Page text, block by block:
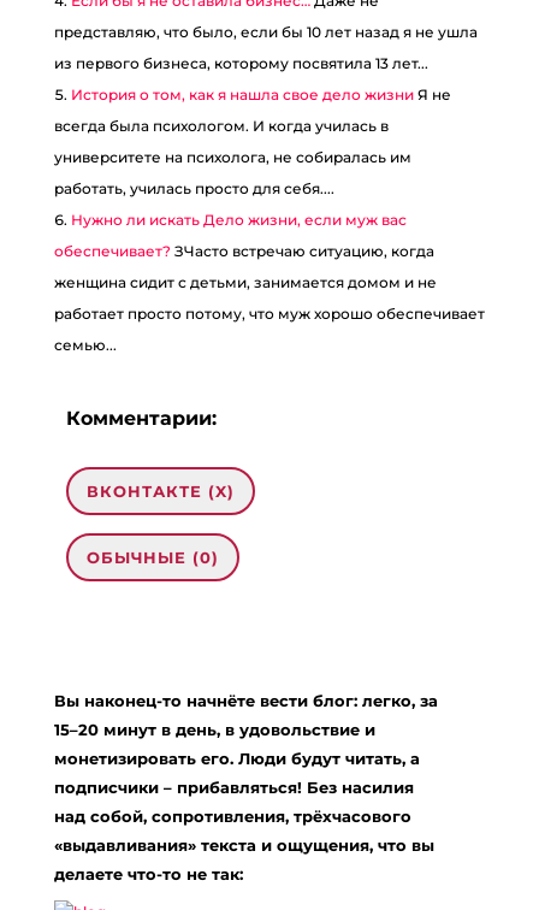
представляю, что было, если бы 10 лет назад я не ушла
из первого бизнеса, которому посвятила 13 лет...
История о том, как я нашла свое дело жизни Я не
всегда была психологом. И когда училась в
университете на психолога, не собиралась им
работать, училась просто для себя....
Нужно ли искать Дело жизни, если муж вас
обеспечивает? ЗЧасто встречаю ситуацию, когда
женщина сидит с детьми, занимается домом и не
работает просто потому, что муж хорошо обеспечивает
семью...
Комментарии:
ВКОНТАКТЕ (X)
ОБЫЧНЫЕ (0)
nfl|nfl highlights|nfl draft|nfl theme|nfl halftime
show|nfl theme song|nfl draft 2023|nfl super bowl
2023|nfl 23|nfl 22|nfl halftime show 2022|nfl
news|nfl live|nfl mock draft 2023|NFL player
collapse|NFL live coverage|NFL Playoffs 2023|NFL
game|NFL pred:
03.02.2024 в 13:17
… [Trackback]
Вы наконец-то начнёте вести блог: легко, за
15–20 минут в день, в удовольствие и
монетизировать его. Люди будут читать, а
подписчики – прибавляться! Без насилия
над собой, сопротивления, трёхчасового
«выдавливания» текста и ощущения, что вы
делаете что-то не так: